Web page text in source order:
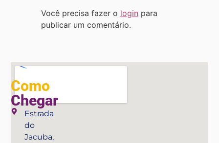
Você precisa fazer o login para
publicar um comentário.
Como
Chegar
Estrada
do
Jacuba,